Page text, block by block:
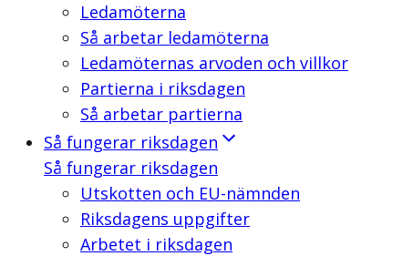
Ledamöterna
Så arbetar ledamöterna
Ledamöternas arvoden och villkor
Partierna i riksdagen
Så arbetar partierna
Så fungerar riksdagen
Så fungerar riksdagen
Utskotten och EU-nämnden
Riksdagens uppgifter
Arbetet i riksdagen